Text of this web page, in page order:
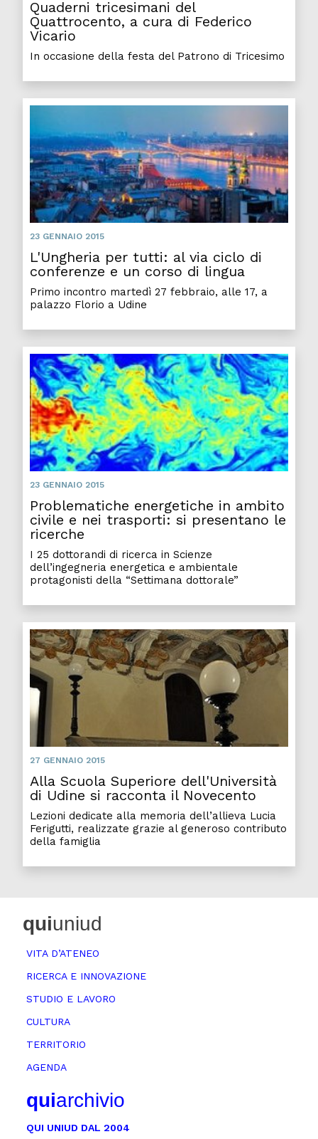
Quaderni tricesimani del
Quattrocento, a cura di Federico
Vicario
In occasione della festa del Patrono di Tricesimo
23 GENNAIO 2015
L'Ungheria per tutti: al via ciclo di
conferenze e un corso di lingua
Primo incontro martedì 27 febbraio, alle 17, a
palazzo Florio a Udine
23 GENNAIO 2015
Problematiche energetiche in ambito
civile e nei trasporti: si presentano le
ricerche
I 25 dottorandi di ricerca in Scienze
dell’ingegneria energetica e ambientale
protagonisti della “Settimana dottorale”
27 GENNAIO 2015
Alla Scuola Superiore dell'Università
di Udine si racconta il Novecento
Lezioni dedicate alla memoria dell’allieva Lucia
Ferigutti, realizzate grazie al generoso contributo
della famiglia
quiuniud
VITA D’ATENEO
RICERCA E INNOVAZIONE
STUDIO E LAVORO
CULTURA
TERRITORIO
AGENDA
quiarchivio
QUI UNIUD DAL 2004